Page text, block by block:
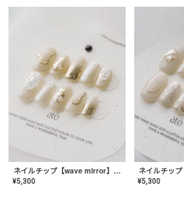
ネイルチップ【wave mirror】AE-CONA-04
¥5,300 ¥5,300